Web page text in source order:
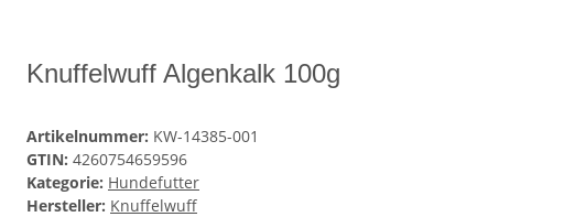
Knuffelwuff Algenkalk 100g
Artikelnummer: KW-14385-001
GTIN: 4260754659596
Kategorie: Hundefutter
Hersteller: Knuffelwuff